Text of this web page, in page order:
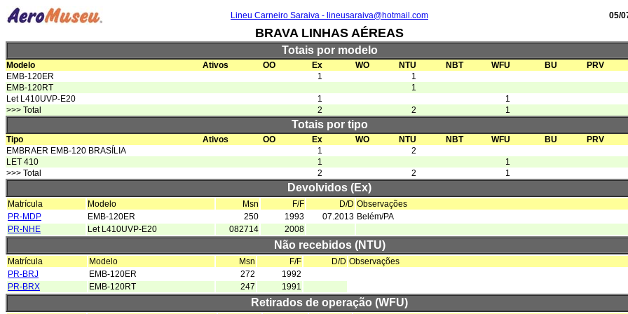
Lineu Carneiro Saraiva - lineusaraiva@hotmail.com 05/
BRAVA LINHAS AÉREAS
Totais por modelo
Modelo Ativos OO Ex WO NTU NBT WFU BU PRV
EMB-120ER
1 1
EMB-120RT
1
Let L410UVP-E20
1 1
>>> Total
2 2 1
Totais por tipo
Tipo Ativos OO Ex WO NTU NBT WFU BU PRV
EMBRAER EMB-120 BRASÍLIA
1 2
LET 410
1 1
>>> Total
2 2 1
Devolvidos (Ex)
Matrícula Modelo Msn F/F D/D Observações
PR-MDP
EMB-120ER 250 1993 07.2013 Belém/PA
PR-NHE
Let L410UVP-E20 082714 2008
Não recebidos (NTU)
Matrícula Modelo Msn F/F D/D Observações
PR-BRJ
EMB-120ER 272
1992
PR-BRX
EMB-120RT 247 1991
Retirados de operação (WFU)